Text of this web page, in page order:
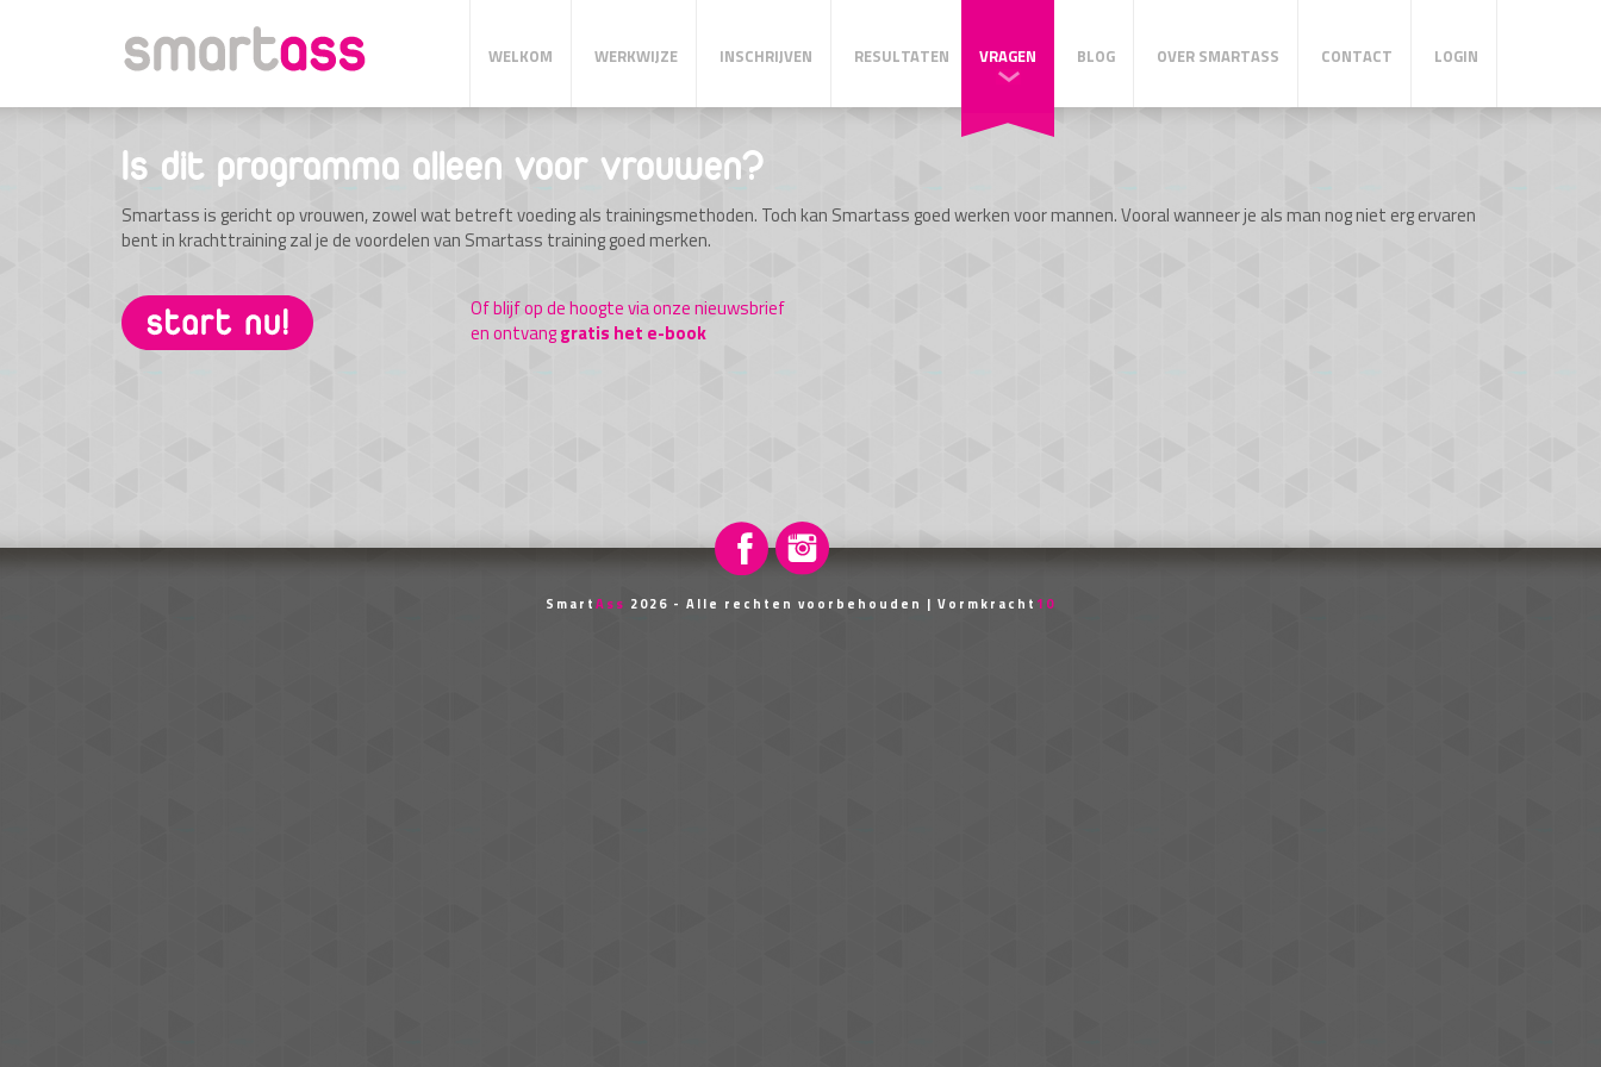
WELKOM WERKWIJZE INSCHRIJVEN RESULTATEN VRAGEN BLOG OVER SMARTASS CONTACT LOGIN
Is dit programma alleen voor vrouwen?
Smartass is gericht op vrouwen, zowel wat betreft voeding als trainingsmethoden. Toch kan Smartass goed werken voor mannen. Vooral wanneer je als man nog niet erg ervaren
bent in krachttraining zal je de voordelen van Smartass training goed merken.
Of blijf op de hoogte via onze nieuwsbrief
en ontvanggratis het e-book
SmartAss 2026 - Alle rechten voorbehouden | Vormkracht 10